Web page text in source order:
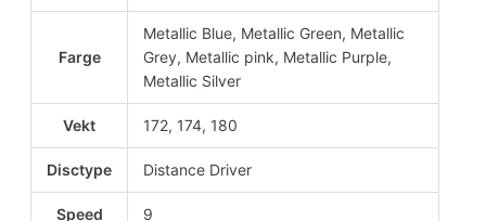
Farge
Metallic Blue, Metallic Green, Metallic
Grey, Metallic pink, Metallic Purple,
Metallic Silver
Vekt 172, 174, 180
Disctype Distance Driver
Speed 9